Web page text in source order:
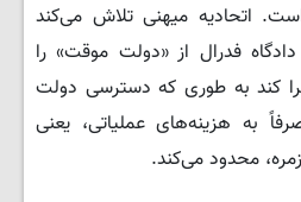
اتحادیه میهنی تلاش می‌کند
فدرال از «دولت موقت» را
کند به طوری که دسترسی دولت
به هزینه‌های عملیاتی، یعنی
محدود می‌کند.